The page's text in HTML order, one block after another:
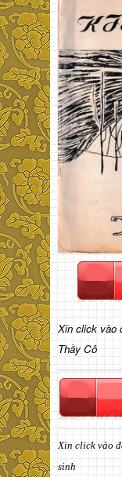
Xin click vào
Thầy Cô
Xin click vào
sinh